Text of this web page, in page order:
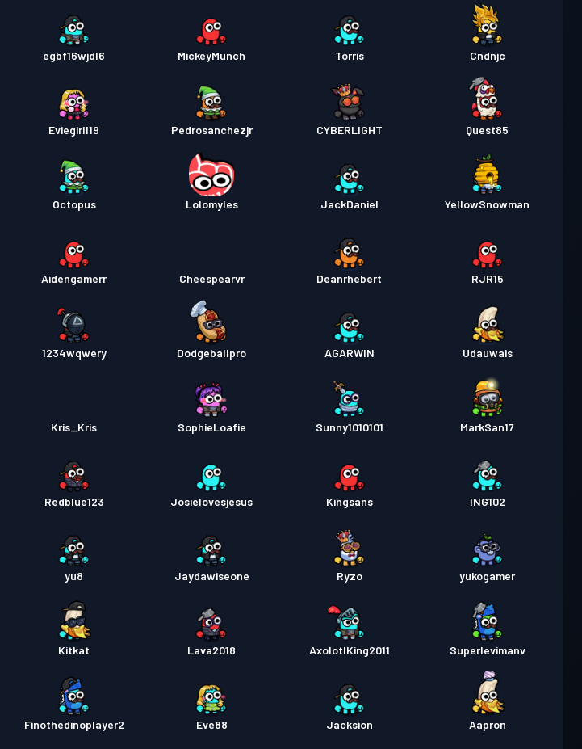
egbf16wjdl6 MickeyMunch Torris Cndnjc
Eviegirll19 Pedrosanchezjr CYBERLIGHT Quest85
Octopus Lolomyles JackDaniel YellowSnowman
Aidengamerr Cheespearvr Deanrhebert RJR15
1234wqwery Dodgeballpro AGARWIN Udauwais
Kris_Kris SophieLoafie Sunny1010101 MarkSan17
Redblue123 Josielovesjesus Kingsans ING102
yu8 Jaydawiseone Ryzo yukogamer
Kitkat Lava2018 AxolotlKing2011 Superlevimanv
Finothedinoplayer2 Eve88 Jacksion Aapron